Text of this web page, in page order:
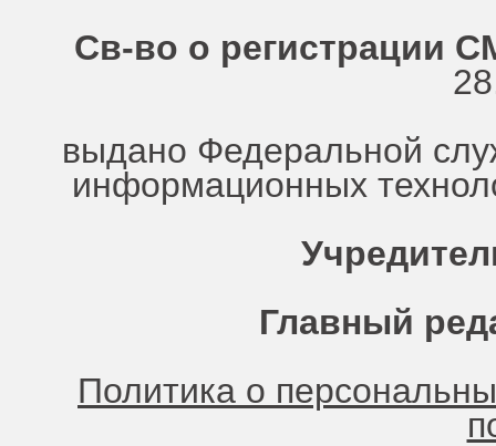
Св-во о регистрации
выдано Федеральной
информационных
Главный
Политика о